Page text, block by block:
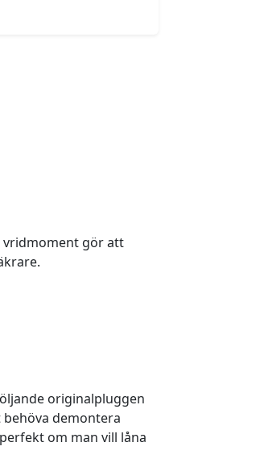
vridmoment gör att
originalpluggen
demontera
om man vill låna